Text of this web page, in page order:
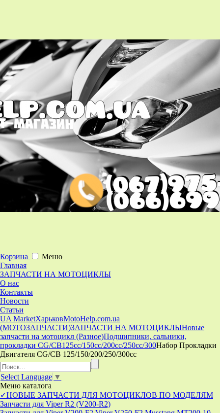
Корзина
Меню
Главная
ЗАПЧАСТИ НА МОТОЦИКЛЫ
О нас
Контакты
Новости
Статьи
UA MarketХарьковMotoHelp.com.ua
(МОТОЗАПЧАСТИ)ЗАПЧАСТИ НА МОТОЦИКЛЫНовые
запчасти на мотоцикл (Разное)Подшипники, сальники,
прокладки CG/CB125сс/150cc/200cc/250cc/300Набор Прокладки
Двигателя CG/CB 125/150/200/250/300cc
Select Language ▼
Меню каталога
✓НОВЫЕ ЗАПЧАСТИ ДЛЯ МОТОЦИКЛОВ ПО МОДЕЛЯМ
Запчасти для Viper R2 (V200-R2)